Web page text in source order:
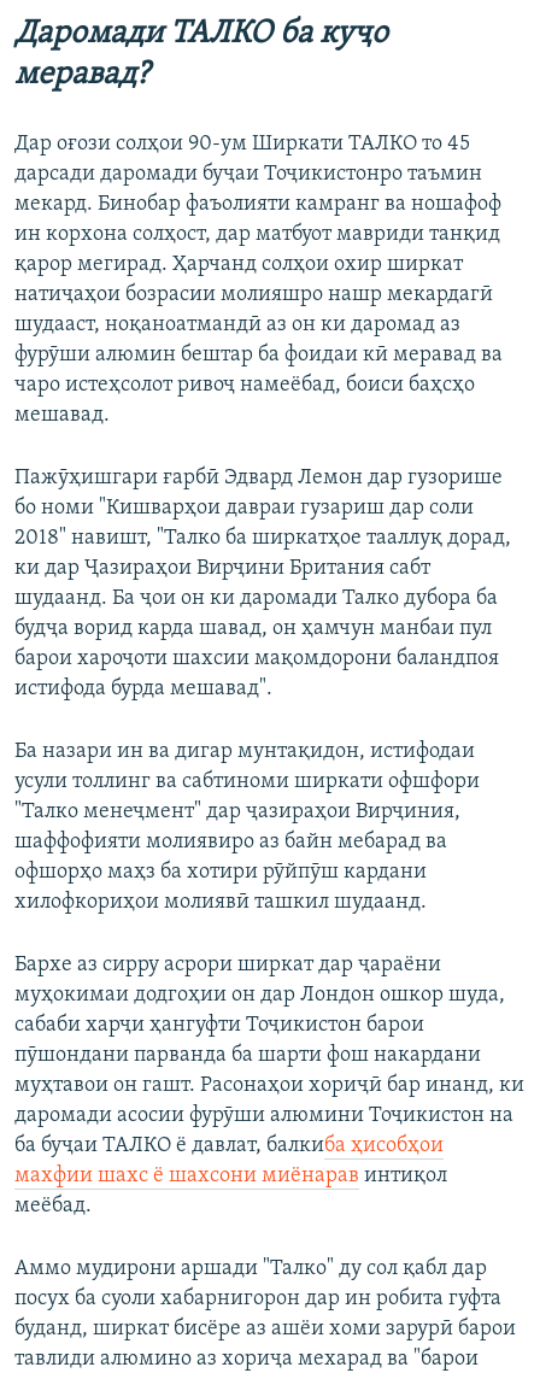
Даромади ТАЛКО ба куҷо
меравад?
Дар оғози солҳои 90-ум Ширкати ТАЛКО то 45
дарсади даромади буҷаи Тоҷикистонро таъмин
мекард. Бинобар фаъолияти камранг ва ношафоф
ин корхона солҳост, дар матбуот мавриди танқид
қарор мегирад. Ҳарчанд солҳои охир ширкат
натиҷаҳои бозрасии молияшро нашр мекардагӣ
шудааст, ноқаноатмандӣ аз он ки даромад аз
фурӯши алюмин бештар ба фоидаи кӣ меравад ва
чаро истеҳсолот ривоҷ намеёбад, боиси баҳсҳо
мешавад.
Пажӯҳишгари ғарбӣ Эдвард Лемон дар гузорише
бо номи "Кишварҳои давраи гузариш дар соли
2018" навишт, "Талко ба ширкатҳое тааллуқ дорад,
ки дар Ҷазираҳои Вирҷини Британия сабт
шудаанд. Ба ҷои он ки даромади Талко дубора ба
будҷа ворид карда шавад, он ҳамчун манбаи пул
барои хароҷоти шахсии мақомдорони баландпоя
истифода бурда мешавад".
Ба назари ин ва дигар мунтақидон, истифодаи
усули толлинг ва сабтиноми ширкати офшфори
"Талко менеҷмент" дар ҷазираҳои Вирҷиния,
шаффофияти молиявиро аз байн мебарад ва
офшорҳо маҳз ба хотири рӯйпӯш кардани
хилофкориҳои молиявӣ ташкил шудаанд.
Бархе аз сирру асрори ширкат дар ҷараёни
муҳокимаи додгоҳии он дар Лондон ошкор шуда,
сабаби харҷи ҳангуфти Тоҷикистон барои
пӯшондани парванда ба шарти фош накардани
муҳтавои он гашт. Расонаҳои хориҷӣ бар инанд, ки
даромади асосии фурӯши алюмини Тоҷикистон на
ба буҷаи ТАЛКО ё давлат, балкиба ҳисобҳои
махфии шахс ё шахсони миёнарав интиқол
меёбад.
Аммо мудирони аршади "Талко" ду сол қабл дар
посух ба суоли хабарнигорон дар ин робита гуфта
буданд, ширкат бисёре аз ашёи хоми зарурӣ барои
тавлиди алюмино аз хориҷа мехарад ва "барои